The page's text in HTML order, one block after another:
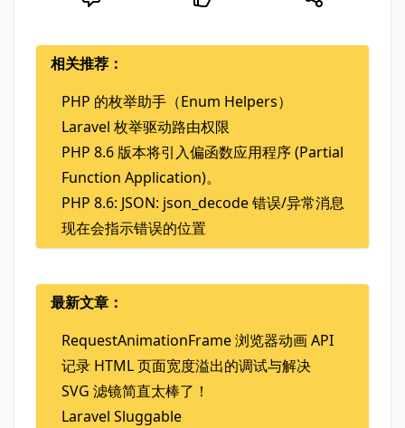
相关推荐：
PHP 的枚举助手（Enum Helpers）
Laravel 枚举驱动路由权限
PHP 8.6 版本将引入偏函数应用程序 (Partial
Function Application)。
PHP 8.6: JSON: json_decode 错误/异常消息
现在会指示错误的位置
最新文章：
RequestAnimationFrame 浏览器动画 API
记录 HTML 页面宽度溢出的调试与解决
SVG 滤镜简直太棒了！
Laravel Sluggable